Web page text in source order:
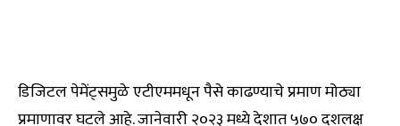
डिजिटल पेमेंट्समुळे एटीएममधून पैसे काढण्याचे प्रमाण मोठ्या
प्रमाणावर घटले आहे. जानेवारी २०२३ मध्ये देशात ५७० दशलक्ष